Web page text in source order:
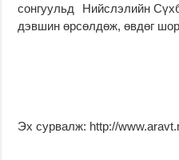
сонгуульд Нийслэлийн
дэвшин өрсөлдөж, өвдөг
Эх сурвалж: http://